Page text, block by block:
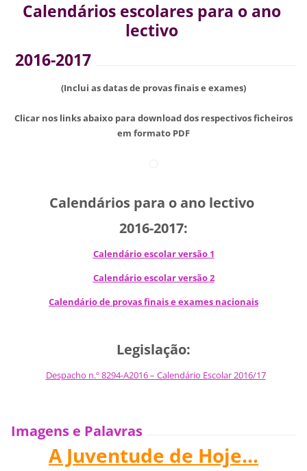
Calendários escolares para o ano
lectivo
2016-2017
(Inclui as datas de provas finais e exames)
Clicar nos links abaixo para download dos respectivos ficheiros
em formato PDF
Calendários para o ano lectivo
2016-2017:
Calendário escolar versão 1
Calendário escolar versão 2
Calendário de provas finais e exames nacionais
Legislação:
Despacho n.º 8294-A2016 – Calendário Escolar 2016/17
Imagens e Palavras
A Juventude de Hoje...